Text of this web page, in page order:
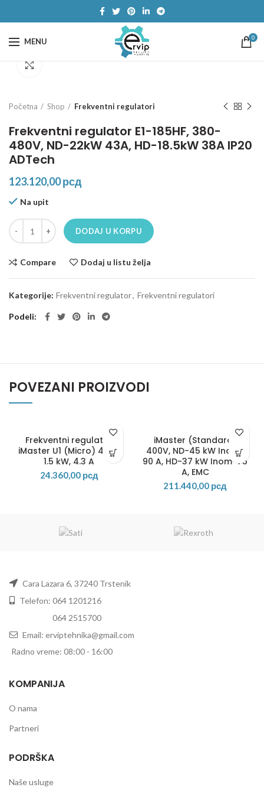
MENU 0
Početna Shop Frekventni regulatori
Frekventni regulator E1-185HF, 380-
480V, ND-22kW 43A, HD-18.5kW 38A IP20
ADTech
123.120,00рсд
Na upit
Frekventni regulator E1-185HF, 380-480V, ND-22kW 43A, HD-
DODAJ U KORPU
Compare Dodaj u listu želja
Kategorije: Frekventni regulator, Frekventni regulatori
Podeli
POVEZANI PROIZVODI
Frekventni regulator
iMaster U1 (Micro) 400V
1.5 kW, 4.3 A
24.360,00 рсд
iMaster (Standard)
400V, ND-45 kW Inom-
90 A, HD-37 kW Inom-75
A, EMC
211.440,00 рсд
Cara Lazara 6, 37240 Trstenik
Telefon: 064 1201216
064 2515700
Email: erviptehnika@gmail.com
Radno vreme: 08:00 - 16:00
KOMPANIJA
O nama
Partneri
PODRŠKA
Naše usluge